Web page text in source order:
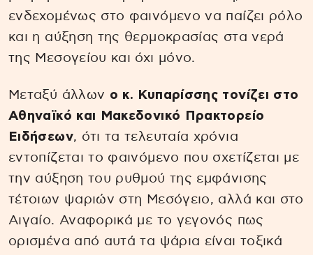
ενδεχομένως στο φαινόμενο να παίζει ρόλο
και η αύξηση της θερμοκρασίας στα νερά
της Μεσογείου και όχι μόνο.
Μεταξύ άλλων ο κ. Κυπαρίσσης τονίζει στο
Αθηναϊκό και Μακεδονικό Πρακτορείο
Ειδήσεων, ότι τα τελευταία χρόνια
εντοπίζεται το φαινόμενο που σχετίζεται με
την αύξηση του ρυθμού της εμφάνισης
τέτοιων ψαριών στη Μεσόγειο, αλλά και στο
Αιγαίο. Αναφορικά με το γεγονός πως
ορισμένα από αυτά τα ψάρια είναι τοξικά